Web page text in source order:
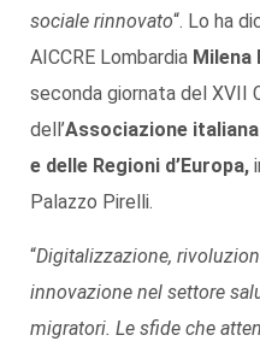
sociale rinnovato“. Lo ha
AICCRE Lombardia Milena
seconda giornata del XVII
dell’Associazione
e delle Regioni d’Europa,
Palazzo Pirelli.
“Digitalizzazione,
innovazione nel settore
migratori. Le sfide che